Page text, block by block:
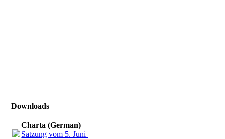
Downloads
Charta (German)
Satzung vom 5. Juni 2023 -